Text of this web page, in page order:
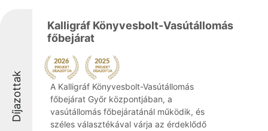
Díjazottak
Kalligráf Könyvesbolt-Vasútállomás
főbejárat
A Kalligráf Könyvesbolt-Vasútállomás
főbejárat Győr központjában, a
vasútállomás főbejáratánál működik, és
széles választékával várja az érdeklődő